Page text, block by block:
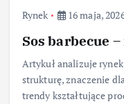
Rynek 16 maja,
Sos barbecue
Artykuł analizuje
strukturę, znaczenie
trendy kształtujące